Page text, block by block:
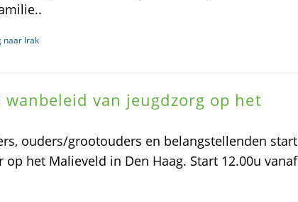
naar Irak
van jeugdzorg op het
ouders/grootouders en belangstellenden start
het Malieveld in Den Haag. Start 12.00u vanaf